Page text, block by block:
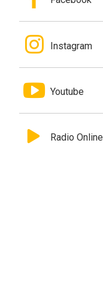
Instagram
Youtube
Radio Online